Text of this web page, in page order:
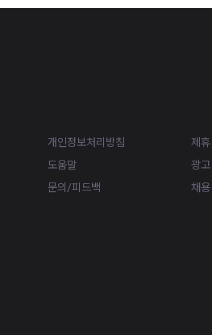
개인정보처리방침
도움말
문의/피드백
제휴
광고
채용